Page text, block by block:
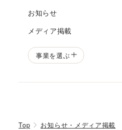
お知らせ
メディア掲載
事業を選ぶ
Top
お知らせ・メディア掲載